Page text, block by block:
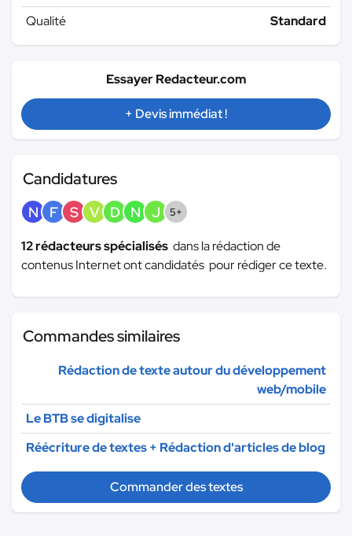
Qualité
Standard
Essayer Redacteur.com
+ Devis immédiat !
Candidatures
N F S V D N J 5+
12 rédacteurs spécialisés dans la rédaction de
contenus Internet ont candidatés pour rédiger ce texte.
Commandes similaires
Rédaction de texte autour du développement
web/mobile
Le BTB se digitalise
Réécriture de textes + Rédaction d'articles de blog
Commander des textes